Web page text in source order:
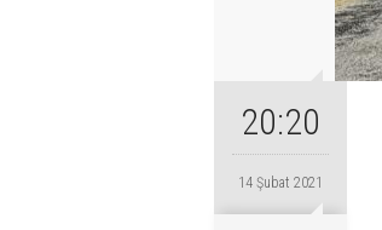
20:20
14 Şubat 2021